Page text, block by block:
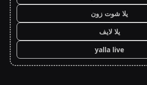
يلا شوت زون
يلا لايف
yalla live